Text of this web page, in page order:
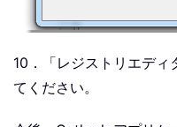
10．「レジストリエディ
てください。